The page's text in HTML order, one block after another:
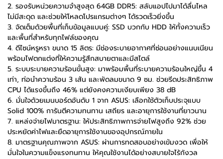
2. รองรับหน่วยความจำสูงสุด 64GB DDR5: สลับแอปไปมาได้ลื่นไหล
ไม่มีสะดุด และช่วยให้โหลดโปรแกรมต่างๆ ได้รวดเร็วยิ่งขึ้น
3. จัดเต็มด้วยพื้นที่เก็บข้อมูลแบบคู่: SSD บวกกับ HDD ให้ทั้งความเร็ว
และพื้นที่สำหรับทุกไฟล์ของคุณ
4. ดีไซน์หรูหรา ขนาด 15 ลิตร: มีช่องระบายอากาศที่ซ่อนอย่างแนบเนียน
พร้อมไฟตกแต่งที่ให้ความรู้สึกสบายตาและมีสไตล์
5. ระบบระบายความร้อนขั้นสูง: มาพร้อมพื้นที่ระบายความร้อนใหญ่ขึ้น 4
เท่า, ท่อนำความร้อน 3 เส้น และพัดลมขนาด 9 ซม. ช่วยรีดประสิทธิภาพ
CPU ได้แรงขึ้นถึง 46% แต่ยังคงความเงียบเพียง 38 dB
6. มั่นใจด้วยเมนบอร์ดอันดับ 1 จาก ASUS: เลือกใช้ตัวเก็บประจุแบบ
Solid 100% การันตีความทนทาน เสถียร และอายุการใช้งานที่ยาวนาน
7. แหล่งจ่ายไฟมาตรฐาน: ให้ประสิทธิภาพการจ่ายไฟสูงถึง 92% ช่วย
ประหยัดค่าไฟและยืดอายุการใช้งานของอุปกรณ์ภายใน
8. มาตรฐานคุณภาพจาก ASUS: ผ่านการทดสอบอย่างเข้มงวด เพื่อให้
มั่นใจในความแข็งแรงทนทาน ให้คุณใช้งานได้อย่างสบายใจไร้กังวล